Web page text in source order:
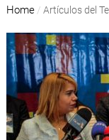
Home / Artículos del